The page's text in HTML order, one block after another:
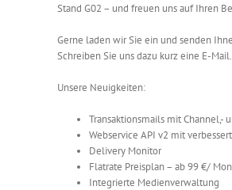
Stand G02 – und freuen uns auf Ihren
Gerne laden wir Sie ein und senden
Schreiben Sie uns dazu kurz eine E-Mail.
Unsere Neuigkeiten:
Transaktionsmails mit Channel,-
Webservice API v2 mit
Delivery Monitor
Flatrate Preisplan – ab 99 €/
Integrierte Medienverwaltung